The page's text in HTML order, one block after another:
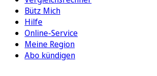
Bütz Mich
Hilfe
Online-Service
Meine Region
Abo kündigen